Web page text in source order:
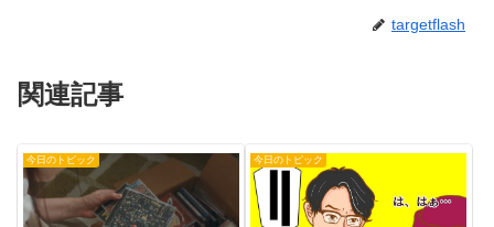
targetflash
関連記事
今日のトピック 今日のトピック